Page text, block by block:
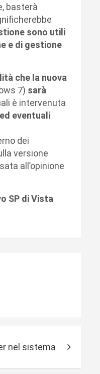
basterà
sono utili
e di gestione
che la nuova
7) sarà
è intervenuta
eventuali
dei
versione
all’opinione
SP di Vista
nel sistema